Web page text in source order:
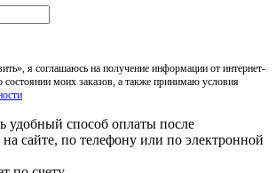
я соглашаюсь на получение информации от интернет-
состоянии моих заказов, а также принимаю условия
удобный способ оплаты после
на сайте, по телефону или по электронной